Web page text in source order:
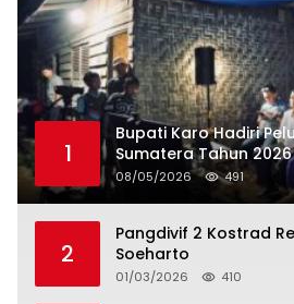
1
Bupati Karo Hadiri
Sumatera Tahun
08/05/2026 491
2
Pangdivif 2 Kostrad
Soeharto
01/03/2026 410